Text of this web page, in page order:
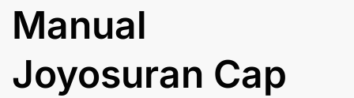
Manual
Joyosuran Cap